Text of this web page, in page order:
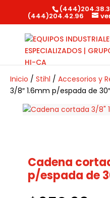
(444)204.42.96
Inicio / Stihl / Accesorios y
3/8″ 1.6mm p/espada de 30″
Cadena
p/espada de